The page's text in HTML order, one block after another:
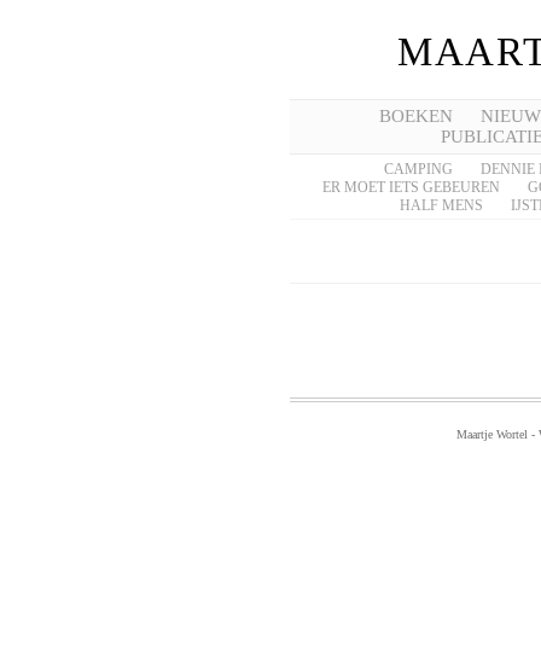
BOEKEN
CAMPING
DENNIE
ER MOET IETS GEBEUREN
HALF MENS
Maartje Wortel -